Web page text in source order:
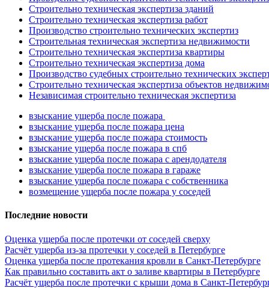
Строительно техническая экспертиза зданий
Строительно техническая экспертиза работ
Производство строительно технических экспертиз
Строительная техническая экспертиза недвижимости
Строительно техническая экспертиза квартиры
Строительно техническая экспертиза дома
Производство судебных строительно технических
Строительно техническая экспертиза объектов
Независимая строительно техническая экспертиза
взыскание ущерба после пожара
взыскание ущерба после пожара цена
взыскание ущерба после пожара стоимость
взыскание ущерба после пожара в спб
взыскание ущерба после пожара с арендодателя
взыскание ущерба после пожара в гараже
взыскание ущерба после пожара с собственника
возмещение ущерба после пожара у соседей
Последние новости
Оценка ущерба после протечки от соседей сверху
Расчёт ущерба из-за протечки у соседей в Петербурге
Оценка ущерба после протекания кровли в Санкт-Петербурге
Как правильно составить акт о заливе квартиры в Петербурге
Расчёт ущерба после протечки с крыши дома в Санкт-